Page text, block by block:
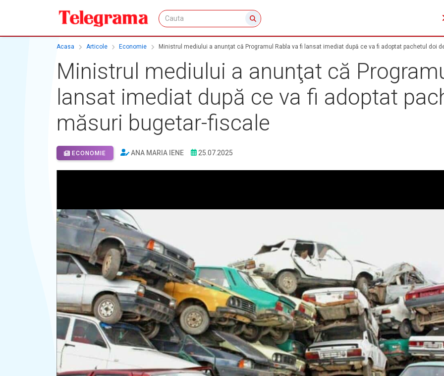
Acasa Articole Economie Ministrul mediului a anunţat că Programul Rabla va fi lansat imediat după ce va fi adoptat pachetul doi
Ministrul mediului a anunţat că
lansat imediat după ce va fi adoptat
măsuri bugetar-fiscale
ECONOMIE ANA MARIA IENE 25.07.2025